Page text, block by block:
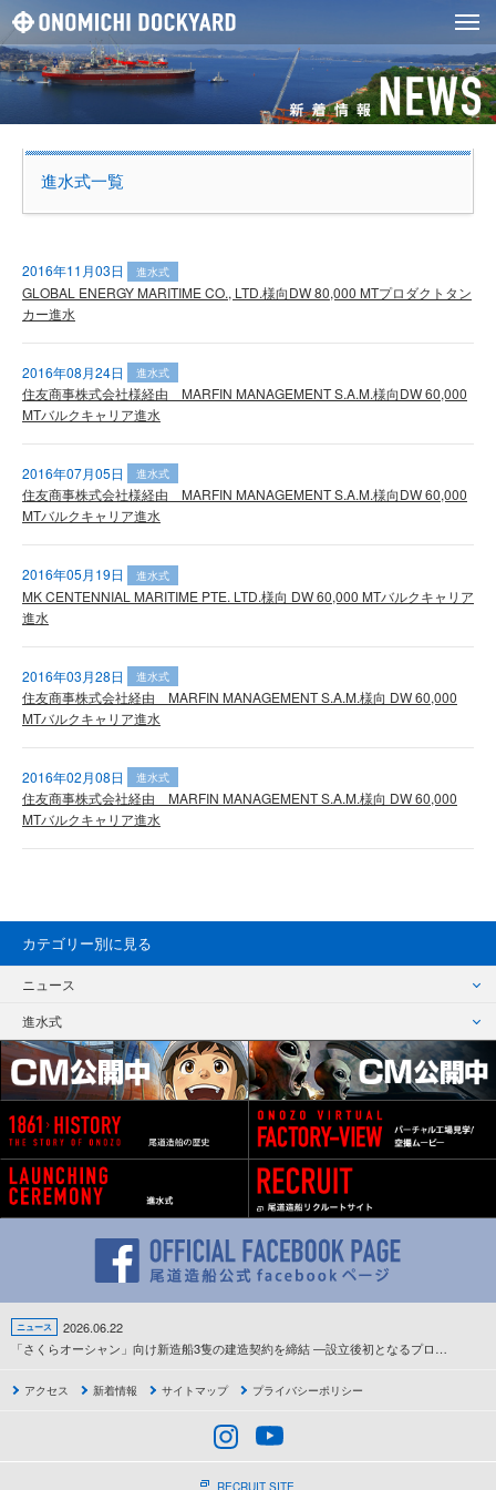
進水式一覧
2016年11月03日 進水式
GLOBAL ENERGY MARITIME CO., LTD.様向DW 80,000 MTプロダクトタン
カー進水
2016年08月24日 進水式
住友商事株式会社様経由 MARFIN MANAGEMENT S.A.M.様向DW 60,000
MTバルクキャリア進水
2016年07月05日 進水式
住友商事株式会社様経由 MARFIN MANAGEMENT S.A.M.様向DW 60,000
MTバルクキャリア進水
2016年05月19日 進水式
MK CENTENNIAL MARITIME PTE. LTD.様向 DW 60,000 MTバルクキャリア
進水
2016年03月28日 進水式
住友商事株式会社経由 MARFIN MANAGEMENT S.A.M.様向 DW 60,000
MTバルクキャリア進水
2016年02月08日 進水式
住友商事株式会社経由 MARFIN MANAGEMENT S.A.M.様向 DW 60,000
MTバルクキャリア進水
カテゴリー別に見る
ニュース
進水式
ニュース
2026.06.22
「さくらオーシャン」向け新造船3隻の建造契約を締結 ―設立後初となるプロジェクトが本格始動―
アクセス 新着情報 サイトマップ プライバシーポリシー
RECRUIT SITE